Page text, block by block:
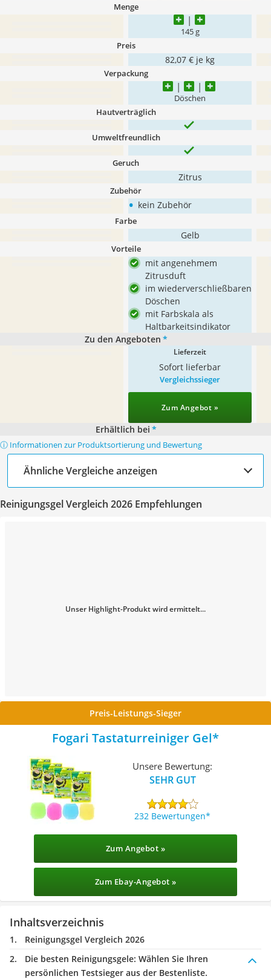
Menge
145 g
Preis
82,07 € je kg
Verpackung
Döschen
Hautverträglich
Umweltfreundlich
Geruch
Zitrus
Zubehör
• kein Zubehör
Farbe
Gelb
Vorteile
mit angenehmem
Zitrusduft
im wiederverschließbaren
Döschen
mit Farbskala als
Haltbarkeitsindikator
Zu den Angeboten *
Lieferzeit
Sofort lieferbar
Vergleichssieger
Zum Angebot »
Erhältlich bei *
ⓘ Informationen zur Produktsortierung und Bewertung
Ähnliche Vergleiche anzeigen
Reinigungsgel Vergleich 2026 Empfehlungen
Unser Highlight-Produkt wird ermittelt...
Preis-Leistungs-Sieger
Fogari Tastaturreiniger Gel
Unsere Bewertung:
SEHR GUT
232 Bewertungen
Zum Angebot »
Zum Ebay-Angebot »
Inhaltsverzeichnis
Reinigungsgel Vergleich 2026
Die besten Reinigungsgele: Wählen Sie Ihren
persönlichen Testsieger aus der Bestenliste.